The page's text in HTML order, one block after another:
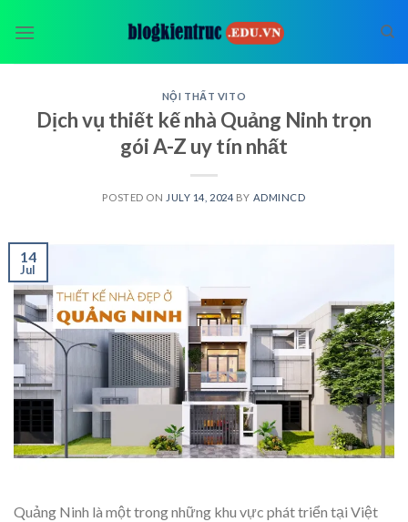
NỘI THẤT VITO
Dịch vụ thiết kế nhà Quảng Ninh trọn
gói A-Z uy tín nhất
POSTED ON JULY 14, 2024 BY ADMINCD
14
Jul
Quảng Ninh là một trong những khu vực phát triển tại Việt